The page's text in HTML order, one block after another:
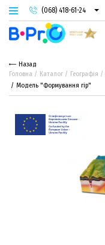
(068) 418-61-24
(093) 974-66-94
(095) 987-29-55
Назад
Головна
Каталог Географія
Модель "Формування гір"